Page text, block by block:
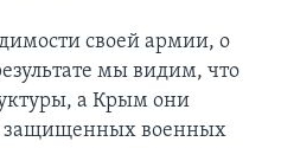
своей армии, о
мы видим, что
а Крым они
защищенных военных